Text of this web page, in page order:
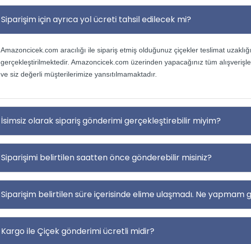
Siparişim için ayrıca yol ücreti tahsil edilecek mi?
Amazoncicek.com aracılığı ile sipariş etmiş olduğunuz çiçekler teslimat
gerçekleştirilmektedir. Amazoncicek.com üzerinden yapacağınız tüm
ve siz değerli müşterilerimize yansıtılmamaktadır.
İsimsiz olarak sipariş gönderimi gerçekleştirebilir miyim?
Siparişimi belirtilen saatten önce gönderebilir misiniz?
Siparişim belirtilen süre içerisinde elime ulaşmadı. Ne yapmam
Kargo ile Çiçek gönderimi ücretli midir?